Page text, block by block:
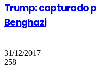
Trump: capturado
Benghazi
31/12/2017
258